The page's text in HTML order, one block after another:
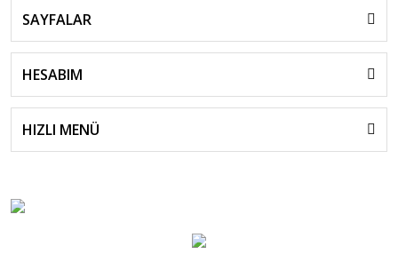
SAYFALAR
HESABIM
HIZLI MENÜ